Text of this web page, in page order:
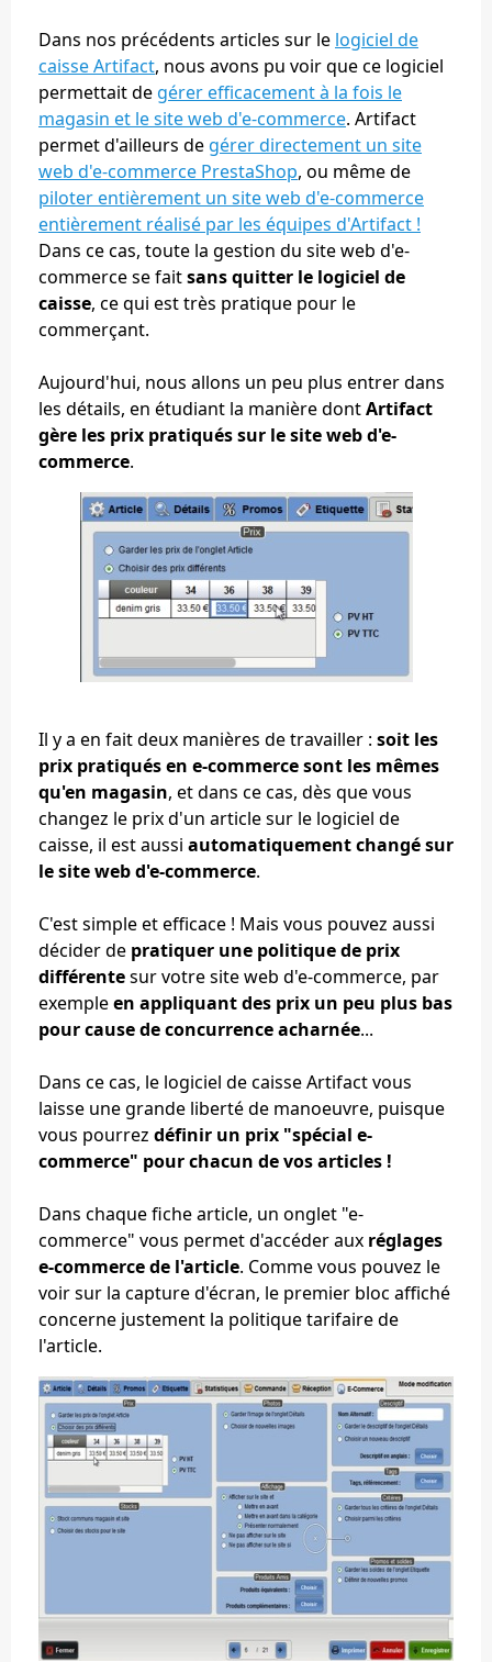
Dans nos précédents articles sur le logiciel de
caisse Artifact, nous avons pu voir que ce logiciel
permettait de gérer efficacement à la fois le
magasin et le site web d'e-commerce. Artifact
permet d'ailleurs de gérer directement un site
web d'e-commerce PrestaShop, ou même de
piloter entièrement un site web d'e-commerce
entièrement réalisé par les équipes d'Artifact !
Dans ce cas, toute la gestion du site web d'e-
commerce se faitsans quitter le logiciel de
caisse, ce qui est très pratique pour le
commerçant.
Aujourd'hui, nous allons un peu plus entrer dans
les détails, en étudiant la manière dontArtifact
gère les prix pratiqués sur le site web d'e-
commerce.
Il y a en fait deux manières de travailler : soit les
prix pratiqués en e-commerce sont les mêmes
qu'en magasin, et dans ce cas, dès que vous
changez le prix d'un article sur le logiciel de
caisse, il est aussi automatiquement changé sur
le site web d'e-commerce.
C'est simple et efficace ! Mais vous pouvez aussi
décider de pratiquer une politique de prix
différentesur votre site web d'e-commerce, par
exempleen appliquant des prix un peu plus bas
pour cause de concurrence acharnée...
Dans ce cas, le logiciel de caisse Artifact vous
laisse une grande liberté de manoeuvre, puisque
vous pourrez définir un prix "spécial e-
commerce" pour chacun de vos articles !
Dans chaque fiche article, un onglet "e-
commerce" vous permet d'accéder aux réglages
e-commerce de l'article. Comme vous pouvez le
voir sur la capture d'écran, le premier bloc affiché
concerne justement la politique tarifaire de
l'article.